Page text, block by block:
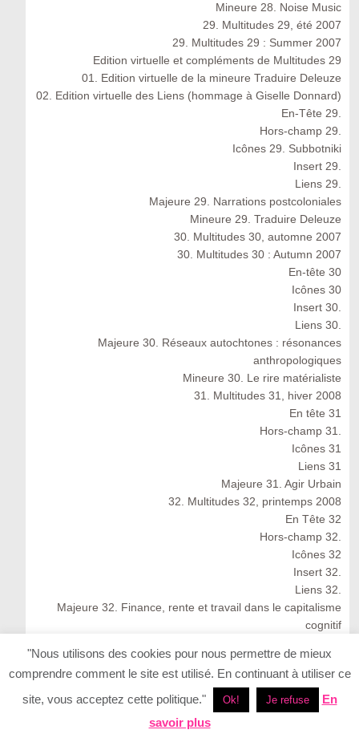
Mineure 28. Noise Music
29. Multitudes 29, été 2007
29. Multitudes 29 : Summer 2007
Edition virtuelle et compléments de Multitudes 29
01. Edition virtuelle de la mineure Traduire Deleuze
02. Edition virtuelle des Liens (hommage à Giselle Donnard)
En-Tête 29.
Hors-champ 29.
Icônes 29. Subbotniki
Insert 29.
Liens 29.
Majeure 29. Narrations postcoloniales
Mineure 29. Traduire Deleuze
30. Multitudes 30, automne 2007
30. Multitudes 30 : Autumn 2007
En-tête 30
Icônes 30
Insert 30.
Liens 30.
Majeure 30. Réseaux autochtones : résonances
anthropologiques
Mineure 30. Le rire matérialiste
31. Multitudes 31, hiver 2008
En tête 31
Hors-champ 31.
Icônes 31
Liens 31
Majeure 31. Agir Urbain
32. Multitudes 32, printemps 2008
En Tête 32
Hors-champ 32.
Icônes 32
Insert 32.
Liens 32.
Majeure 32. Finance, rente et travail dans le capitalisme
cognitif
33. Multitudes 33, été 2008
33. Multitudes 33 : Summer 2008
En Tête 33
Icônes 33. Ernesto Neto
"Nous utilisons des cookies pour nous permettre de mieux
comprendre comment le site est utilisé. En continuant à utiliser ce
site, vous acceptez cette politique."
Ok! Je refuse
En
savoir plus